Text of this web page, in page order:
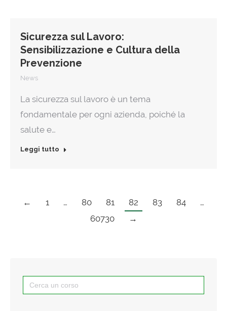
Sicurezza sul Lavoro:
Sensibilizzazione e Cultura della
Prevenzione
News
La sicurezza sul lavoro è un tema
fondamentale per ogni azienda, poiché la
salute e…
Leggi tutto
← 1 … 80 81 82 83 84
…
60730
→
Search
for: